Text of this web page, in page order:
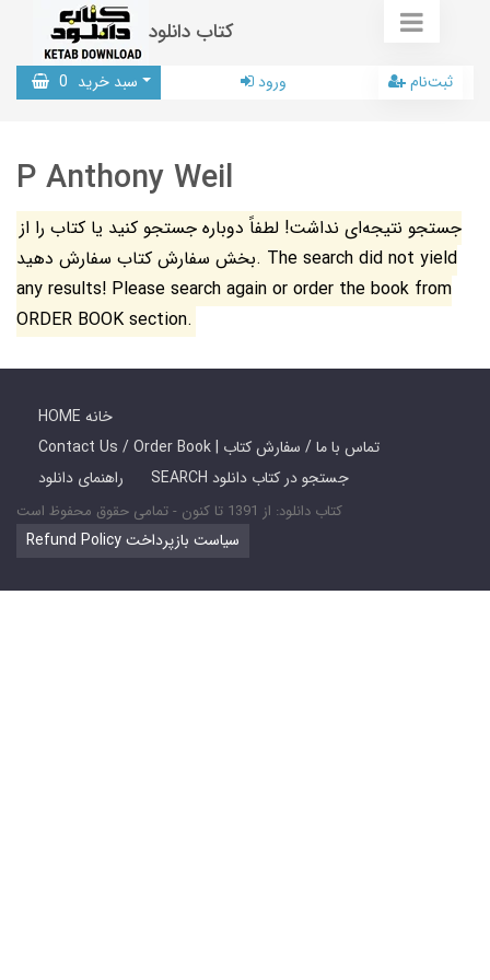
کتاب دانلود
سبد خرید 0 ورود ثبت‌نام
P Anthony Weil
جستجو نتیجه‌ای نداشت! لطفاً دوباره جستجو کنید یا کتاب را از
بخش سفارش کتاب سفارش دهید. The search did not yield
any results! Please search again or order the book from
ORDER BOOK section.
HOME خانه
Contact Us / Order Book | تماس با ما / سفارش کتاب
راهنمای دانلود
SEARCH جستجو در کتاب دانلود
کتاب دانلود: از 1391 تا کنون - تمامی حقوق محفوظ است
Refund Policy سیاست بازپرداخت